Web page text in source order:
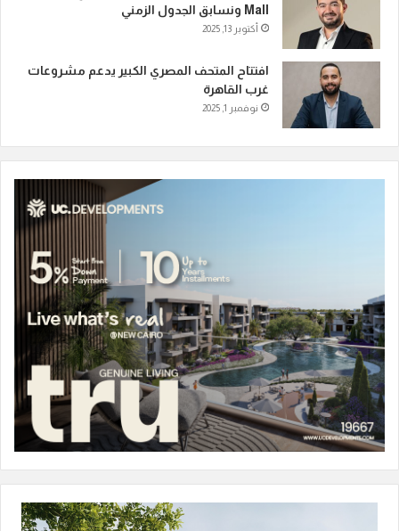
Mall ونسابق الجدول الزمني
أكتوبر 13, 2025
افتتاح المتحف المصري الكبير يدعم مشروعات
غرب القاهرة
نوفمبر 1, 2025